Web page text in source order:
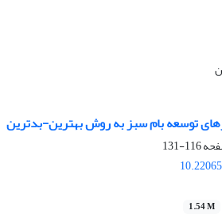
توسعه بام سبز به روش بهترین-بدترین
116-131
1.54 M